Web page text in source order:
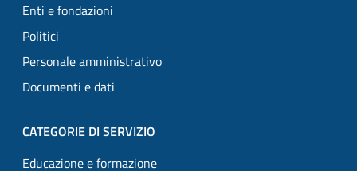
Enti e fondazioni
Politici
Personale amministrativo
Documenti e dati
CATEGORIE DI SERVIZIO
Educazione e formazione